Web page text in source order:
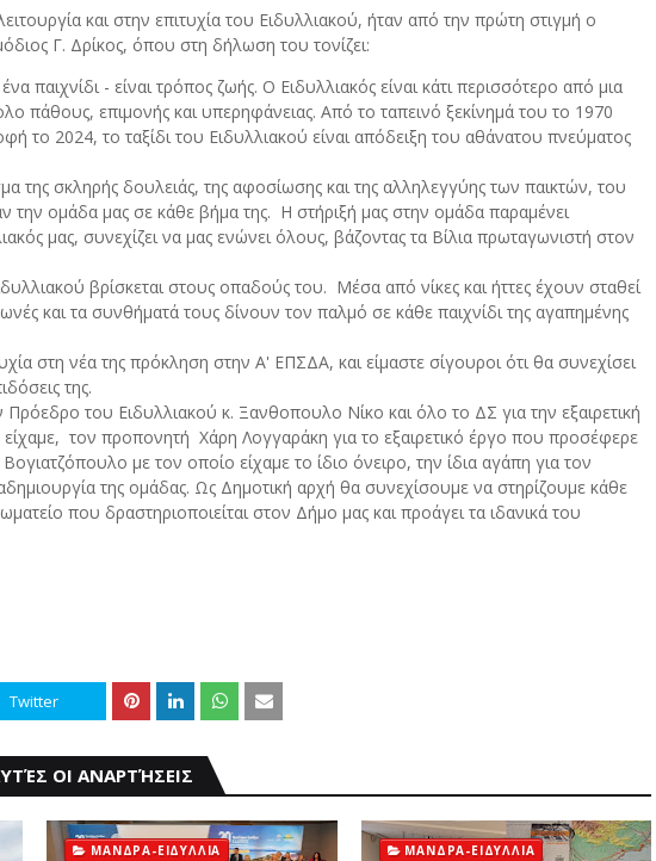
και στην επιτυχία του Ειδυλλιακού, ήταν από την πρώτη στιγμή ο
Γ. Δρίκος, όπου στη δήλωση του τονίζει:
παιχνίδι - είναι τρόπος ζωής. Ο Ειδυλλιακός είναι κάτι περισσότερο από μια
πάθους, επιμονής και υπερηφάνειας. Από το ταπεινό ξεκίνημά του το 1970
το 2024, το ταξίδι του Ειδυλλιακού είναι απόδειξη του αθάνατου πνεύματος
της σκληρής δουλειάς, της αφοσίωσης και της αλληλεγγύης των παικτών, του
την ομάδα μας σε κάθε βήμα της. Η στήριξή μας στην ομάδα παραμένει
μας, συνεχίζει να μας ενώνει όλους, βάζοντας τα Βίλια πρωταγωνιστή στον
βρίσκεται στους οπαδούς του. Μέσα από νίκες και ήττες έχουν σταθεί
και τα συνθήματά τους δίνουν τον παλμό σε κάθε παιχνίδι της αγαπημένης
στη νέα της πρόκληση στην Α' ΕΠΣΔΑ, και είμαστε σίγουροι ότι θα συνεχίσει
της.
του Ειδυλλιακού κ. Ξανθοπουλο Νίκο και όλο το ΔΣ για την εξαιρετική
τον προπονητή Χάρη Λογγαράκη για το εξαιρετικό έργο που προσέφερε
με τον οποίο είχαμε το ίδιο όνειρο, την ίδια αγάπη για τον
της ομάδας. Ως Δημοτική αρχή θα συνεχίσουμε να στηρίζουμε κάθε
που δραστηριοποιείται στον Δήμο μας και προάγει τα ιδανικά του
Twitter
ΟΙ ΑΝΑΡΤΉΣΕΙΣ
ΜΑΝΔΡΑ-ΕΙΔΥΛΛΙΑ ΜΑΝΔΡΑ-ΕΙΔΥΛΛΙΑ